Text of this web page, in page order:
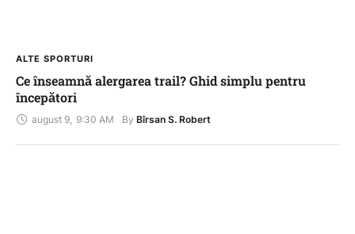
ALTE SPORTURI
Ce înseamnă alergarea trail? Ghid simplu pentru
începători
august 9 9:30 AM By Bîrsan S. Robert